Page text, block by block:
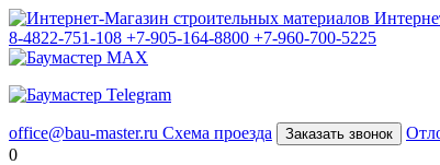
8-4822-751-108 +7-905-164-8800 +7-960-700-5225
office@bau-master.ru Схема проезда Заказать звонок
0